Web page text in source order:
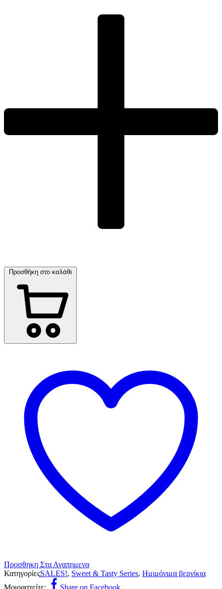
Προσθήκη στο καλάθι
Προσθηκη Στα Αγαπημενα
ΚατηγορίεςSALES!, Sweet & Tasty Series, Ημιμόνιμα βερνίκια
Μοιραστείτε:
Share on Facebook